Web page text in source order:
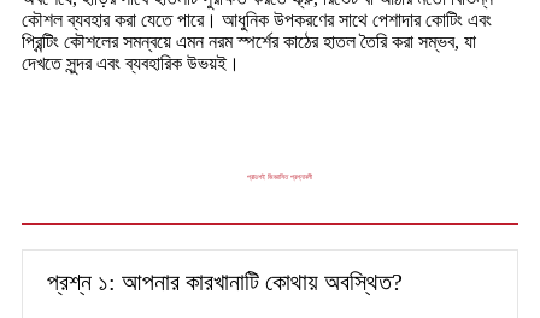
কৌশল ব্যবহার করা যেতে পারে। আধুনিক উপকরণের সাথে পেশাদার কোটিং এবং
প্রিন্টিং কৌশলের সমন্বয়ে এমন নরম স্পর্শের কাঠের হাতল তৈরি করা সম্ভব, যা
দেখতে সুন্দর এবং ব্যবহারিক উভয়ই।
প্রায়শই জিজ্ঞাসিত প্রশ্নাবলী
প্রশ্ন ১: আপনার কারখানাটি কোথায় অবস্থিত?